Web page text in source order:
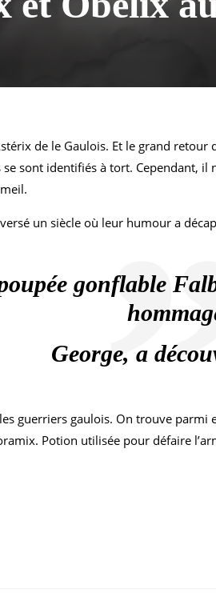
de le Gaulois. Et le grand
sont identifiés à tort. Cependant,
un siècle où leur humour a
gonflable
George, a
guerriers gaulois. On trouve
Potion utilisée pour défaire